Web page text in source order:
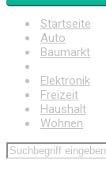
Startseite
Auto
Baumarkt
Elektronik
Freizeit
Haushalt
Wohnen